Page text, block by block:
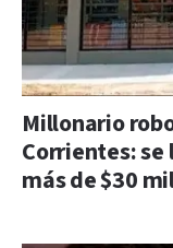
Millonario
Corrientes:
más de $30